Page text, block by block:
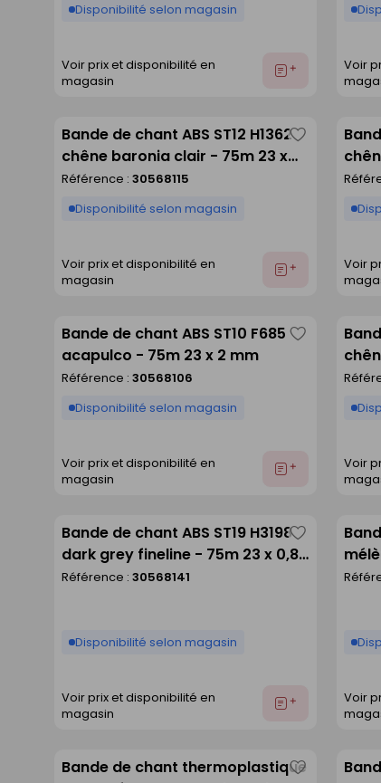
Disponibilité selon magasin
Voir prix et disponibilité en
magasin
Ajouter
Voir
Bande de chant ABS ST12 H1362
chêne baronia clair - 75m 23 x
0,8 mm
Référence : 30568115
Disponibilité selon magasin
Voir prix et disponibilité en
magasin
Ajouter
Enregistrer
comme
mm
Voir
Bande de chant ABS ST10 F685
acapulco - 75m 23 x 2 mm
Référence : 30568106
Disponibilité selon magasin
Voir prix et disponibilité en
magasin
Ajouter
Enregistrer
comme
x 2
Voir
Bande de chant ABS ST19 H3198
dark grey fineline - 75m 23 x 0,8
mm
Référence : 30568141
Disponibilité selon magasin
Voir prix et disponibilité en
magasin
Ajouter
Enregistrer
comme
Voir
Bande de chant thermoplastiqueEnregistrer